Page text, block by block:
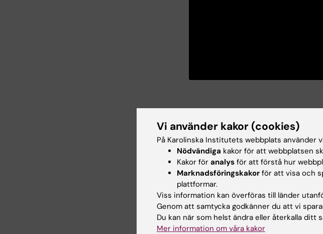
Tags
Farmakologi Klinisk
Uppdaterad av:
KI webbförvaltning
Dela
Vi använder kakor (cookies)
På Karolinska Institutets webbplats använder
Nödvändiga kakor för att webbplatsen
Kakor för analys för att förstå hur
Marknadsföringskakor för att visa och
plattformar.
Viss information kan överföras till länder
Genom att samtycka godkänner du att vi
Du kan när som helst ändra eller återkalla ditt
Mer information om våra kakor